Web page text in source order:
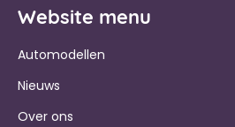
Website menu
Automodellen
Nieuws
Over ons